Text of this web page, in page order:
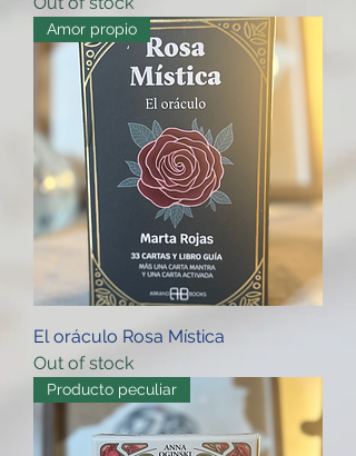
Amor propio
El oráculo Rosa Mística
Out of stock
Producto peculiar